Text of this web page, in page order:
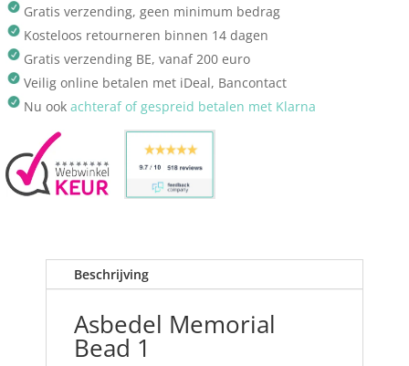
Gratis verzending, geen minimum bedrag
Kosteloos retourneren binnen 14 dagen
Gratis verzending BE, vanaf 200 euro
Veilig online betalen met iDeal, Bancontact
Nu ook achteraf of gespreid betalen met Klarna
Beschrijving
Asbedel Memorial
Bead 1